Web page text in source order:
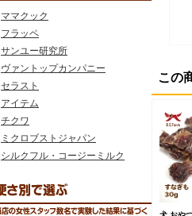
ママクック
フラッペ
サンユー研究所
ヴァントップカンパニー
セラスト
アイテム
チクワ
ミクロブストジャパン
シルクフル・コージーミルク
この